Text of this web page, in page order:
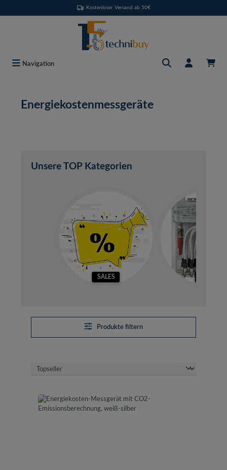
Kostenloser Versand ab 50€
Navigation
Energiekostenmessgeräte
Unsere TOP Kategorien
SALES
Produkte filtern